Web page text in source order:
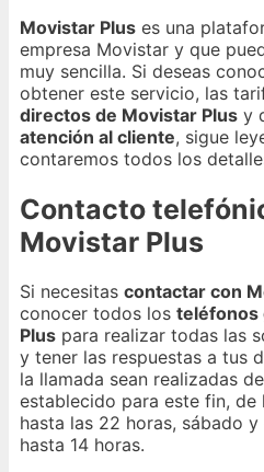
Movistar Plus es una
empresa Movistar y que
muy sencilla. Si deseas
obtener este servicio, las
directos de Movistar Plus y
atención al cliente, sigue
contaremos todos los
Contacto
Movistar Plus
Si necesitas contactar con
conocer todos los teléfonos
Plus para realizar todas las
y tener las respuestas a tus
la llamada sean realizadas
establecido para este fin, de
hasta las 22 horas, sábado
hasta 14 horas.